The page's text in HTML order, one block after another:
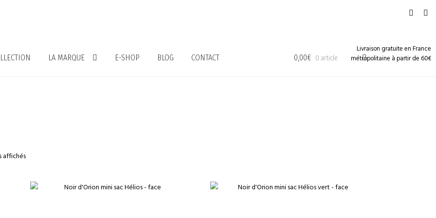
Livraison gratuite en France
métropolitaine à partir de 60€
LA MARQUE E-SHOP BLOG CONTACT 0,00€ 0 article
affichés
€ €